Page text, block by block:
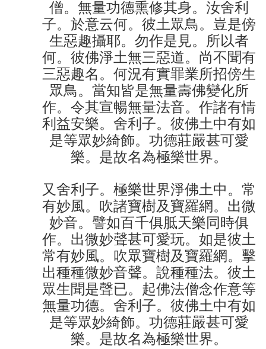
僧。無量功德熏修其身。汝舍利
子。於意云何。彼土眾鳥。豈是傍
生惡趣攝耶。勿作是見。所以者
何。彼佛淨土無三惡道。尚不聞有
三惡趣名。何況有實罪業所招傍生
眾鳥。當知皆是無量壽佛變化所
作。令其宣暢無量法音。作諸有情
利益安樂。舍利子。彼佛土中有如
是等眾妙綺飾。功德莊嚴甚可愛
樂。是故名為極樂世界。
又舍利子。極樂世界淨佛土中。常
有妙風。吹諸寶樹及寶羅網。出微
妙音。譬如百千俱胝天樂同時俱
作。出微妙聲甚可愛玩。如是彼土
常有妙風。吹眾寶樹及寶羅網。擊
出種種微妙音聲。說種種法。彼土
眾生聞是聲已。起佛法僧念作意等
無量功德。舍利子。彼佛土中有如
是等眾妙綺飾。功德莊嚴甚可愛
樂。是故名為極樂世界。